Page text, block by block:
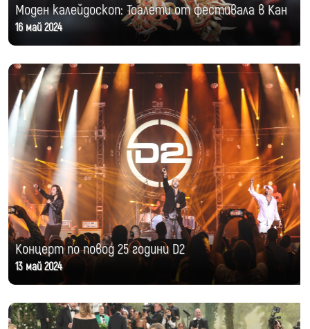
Моден калейдоскоп: Тоалети от фестивала в Кан
16 май 2024
Концерт по повод 25 години D2
13 май 2024